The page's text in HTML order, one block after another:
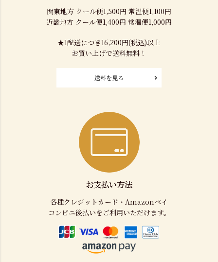
関東地方 クール便1,500円 常温便1,100円
近畿地方 クール便1,400円 常温便1,000円
★1配送につき16,200円(税込)以上
お買い上げで送料無料！
送料を見る
お支払い方法
各種クレジットカード・Amazonペイ
コンビニ後払いをご利用いただけます。